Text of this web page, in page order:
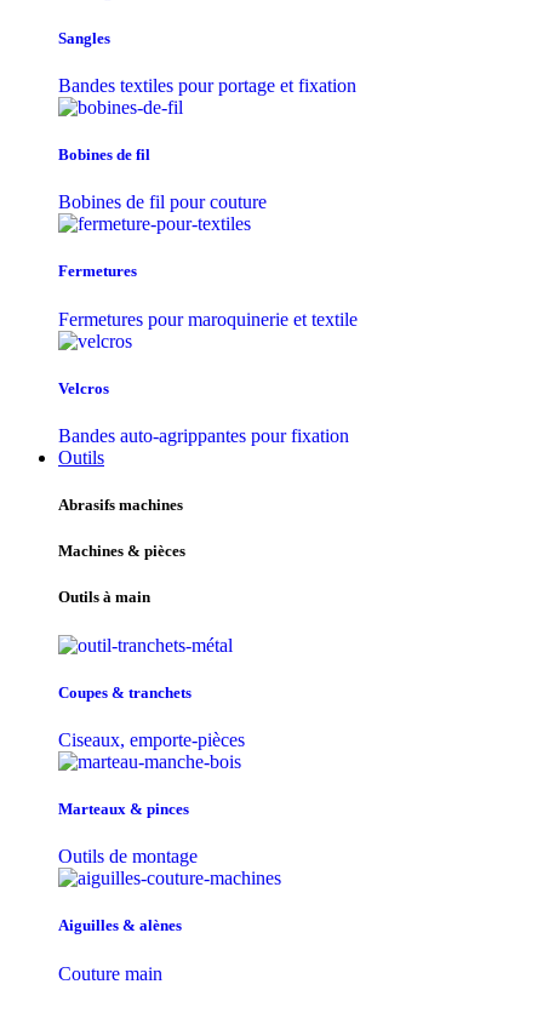
Sangles
Bandes textiles pour portage et fixation
Bobines de fil
Bobines de fil pour couture
Fermetures
Fermetures pour maroquinerie et textile
Velcros
Bandes auto-agrippantes pour fixation
Outils
Abrasifs machines
Machines & pièces
Outils à main
Coupes & tranchets
Ciseaux, emporte-pièces
Marteaux & pinces
Outils de montage
Aiguilles & alènes
Couture main